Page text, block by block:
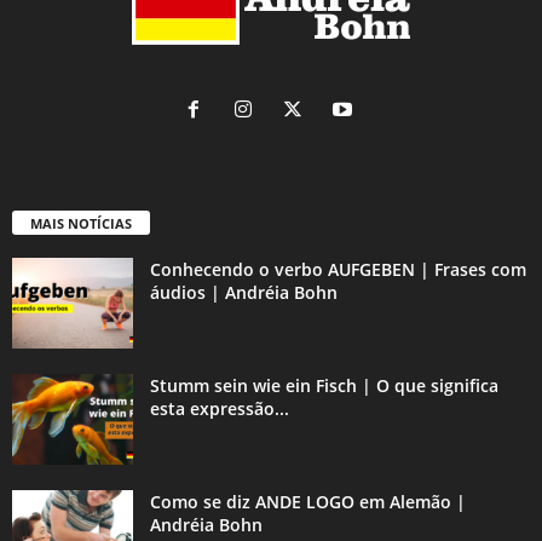
MAIS NOTÍCIAS
Conhecendo o verbo AUFGEBEN | Frases com
áudios | Andréia Bohn
Stumm sein wie ein Fisch | O que significa
esta expressão...
Como se diz ANDE LOGO em Alemão |
Andréia Bohn